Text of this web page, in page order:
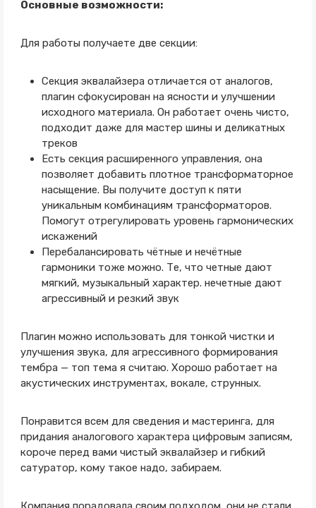
Основные возможности:
Для работы получаете две секции:
Секция эквалайзера отличается от аналогов,
плагин сфокусирован на ясности и улучшении
исходного материала. Он работает очень чисто,
подходит даже для мастер шины и деликатных
треков
Есть секция расширенного управления, она
позволяет добавить плотное трансформаторное
насыщение. Вы получите доступ к пяти
уникальным комбинациям трансформаторов.
Помогут отрегулировать уровень гармонических
искажений
Перебалансировать чётные и нечётные
гармоники тоже можно. Те, что четные дают
мягкий, музыкальный характер. нечетные дают
агрессивный и резкий звук
Плагин можно использовать для тонкой чистки и
улучшения звука, для агрессивного формирования
тембра — топ тема я считаю. Хорошо работает на
акустических инструментах, вокале, струнных.
Понравится всем для сведения и мастеринга, для
придания аналогового характера цифровым записям,
короче перед вами чистый эквалайзер и гибкий
сатуратор, кому такое надо, забираем.